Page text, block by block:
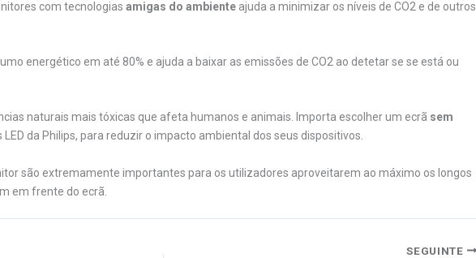
com tecnologias amigas do ambiente ajuda a minimizar os níveis de CO2 e de outros
energético em até 80% e ajuda a baixar as emissões de CO2 ao detetar se se está ou
naturais mais tóxicas que afeta humanos e animais. Importa escolher um ecrã sem
da Philips, para reduzir o impacto ambiental dos seus dispositivos.
são extremamente importantes para os utilizadores aproveitarem ao máximo os longos
em frente do ecrã.
SEGUINTE